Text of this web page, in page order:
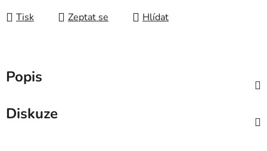
Tisk Zeptat se Hlídat
Popis
Diskuze